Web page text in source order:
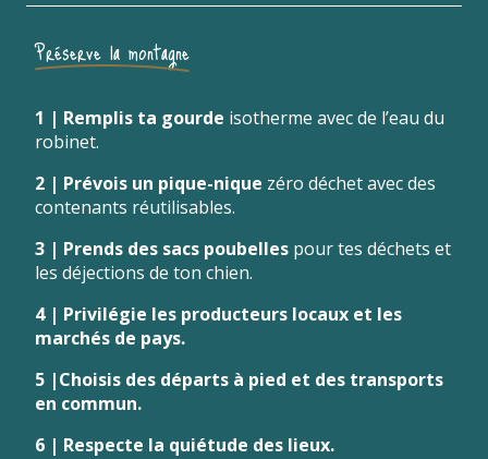
Préserve la montagne
1 | Remplis ta gourde isotherme avec de l’eau du
robinet.
2 | Prévois un pique-nique zéro déchet avec des
contenants réutilisables.
3 | Prends des sacs poubelles pour tes déchets et
les déjections de ton chien.
4 | Privilégie les producteurs locaux et les
marchés de pays.
5 |Choisis des départs à pied et des transports
en commun.
6 | Respecte la quiétude des lieux.